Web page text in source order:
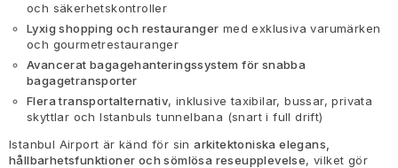
och säkerhetskontroller
Lyxig shopping och restauranger med exklusiva varumärken
och gourmetrestauranger
Avancerat bagagehanteringssystem för snabba
bagagetransporter
Flera transportalternativ, inklusive taxibilar, bussar, privata
skyttlar och Istanbuls tunnelbana (snart i full drift)
Istanbul Airport är känd för sinarkitektoniska elegans,
hållbarhetsfunktioner och sömlösa reseupplevelse, vilket gör